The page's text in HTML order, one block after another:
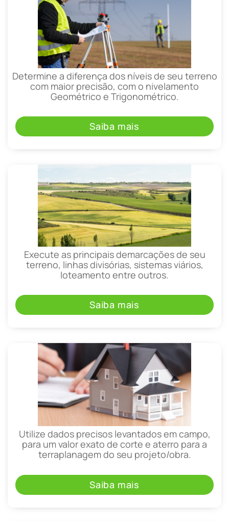
Determine a diferença dos níveis de seu terreno
com maior precisão, com o nivelamento
Geométrico e Trigonométrico.
Saiba mais
Execute as principais demarcações de seu
terreno, linhas divisórias, sistemas viários,
loteamento entre outros.
Saiba mais
Utilize dados precisos levantados em campo,
para um valor exato de corte e aterro para a
terraplanagem do seu projeto/obra.
Saiba mais